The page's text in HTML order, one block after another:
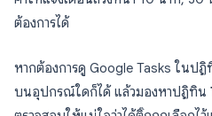
ต้องการได้
หากต้องการดู Google Tasks ในป
บนอุปกรณ์ใดก็ได้ แล้วมองหาปฏิทิน